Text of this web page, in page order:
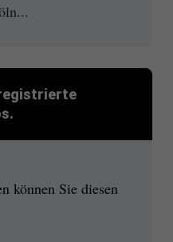
können Sie diesen